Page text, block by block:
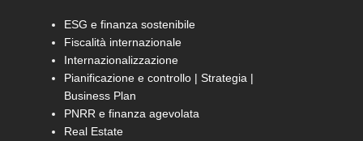
ESG e finanza sostenibile
Fiscalità internazionale
Internazionalizzazione
Pianificazione e controllo | Strategia |
Business Plan
PNRR e finanza agevolata
Real Estate